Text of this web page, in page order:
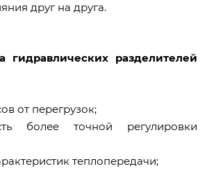
друг на друга.
гидравлических разделителей
от перегрузок;
более точной регулировки
теплопередачи;